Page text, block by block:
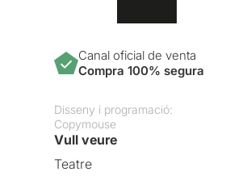
Canal oficial de venta
Compra 100% segura
Disseny i programació:
Copymouse
Vull veure
Teatre